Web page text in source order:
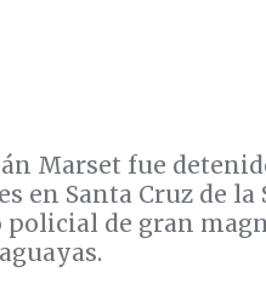
Marset fue
en Santa Cruz de la
policial de gran